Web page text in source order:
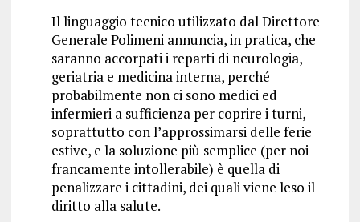
Il linguaggio tecnico utilizzato dal Direttore
Generale Polimeni annuncia, in pratica, che
saranno accorpati i reparti di neurologia,
geriatria e medicina interna, perché
probabilmente non ci sono medici ed
infermieri a sufficienza per coprire i turni,
soprattutto con l’approssimarsi delle ferie
estive, e la soluzione più semplice (per noi
francamente intollerabile) è quella di
penalizzare i cittadini, dei quali viene leso il
diritto alla salute.